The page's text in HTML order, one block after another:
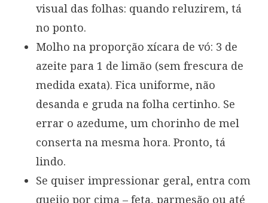
visual das folhas: quando reluzirem, tá
no ponto.
Molho na proporção xícara de vó: 3 de
azeite para 1 de limão (sem frescura de
medida exata). Fica uniforme, não
desanda e gruda na folha certinho. Se
errar o azedume, um chorinho de mel
conserta na mesma hora. Pronto, tá
lindo.
Se quiser impressionar geral, entra com
queijo por cima – feta, parmesão ou até